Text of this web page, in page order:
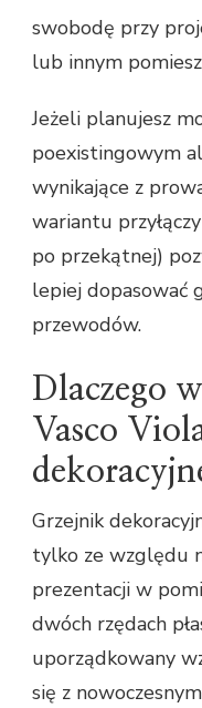
swobodę przy
lub innym
Jeżeli planujesz
poexistingowym
wynikające z
wariantu
po przekątnej)
lepiej dopasować
przewodów.
Dlaczego
Vasco
Grzejnik
tylko ze względu
prezentacji w
dwóch rzędach
uporządkowany
się z